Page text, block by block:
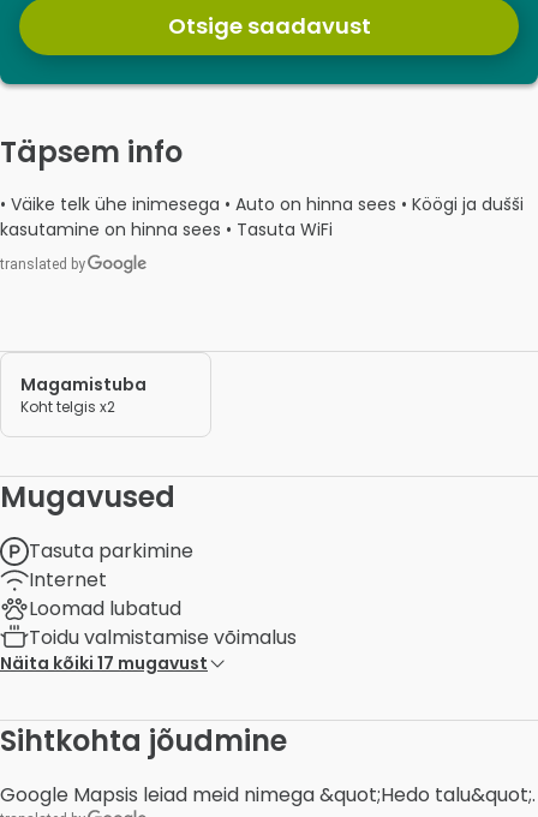
Otsige saadavust
Täpsem info
• Väike telk ühe inimesega • Auto on hinna sees • Köögi ja dušši
kasutamine on hinna sees • Tasuta WiFi
Magamistuba
Koht telgis x2
Mugavused
Tasuta parkimine
Internet
Loomad lubatud
Toidu valmistamise võimalus
Näita kõiki 17 mugavust
Sihtkohta jõudmine
Google Mapsis leiad meid nimega &quot;Hedo talu&quot;.